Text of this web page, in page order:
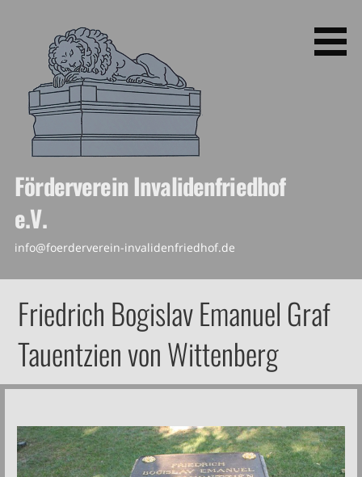
Förderverein Invalidenfriedhof
e.V.
info@foerderverein-invalidenfriedhof.de
Friedrich Bogislav Emanuel Graf
Tauentzien von Wittenberg